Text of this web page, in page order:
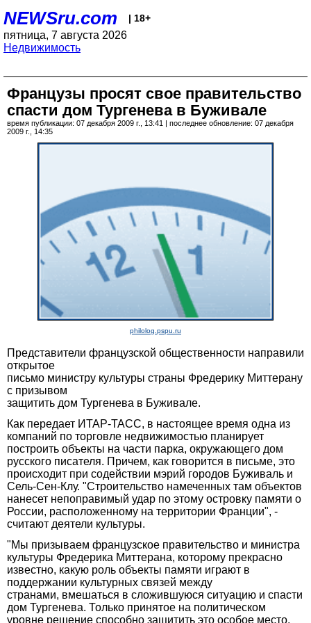
NEWSru.com | 18+
пятница, 7 августа 2026
Недвижимость
Французы просят свое правительство
спасти дом Тургенева в Буживале
время публикации: 07 декабря 2009 г., 13:41 | последнее обновление: 07 декабря
2009 г., 14:35
philolog.pspu.ru
Представители французской общественности направили
открытое
письмо министру культуры страны Фредерику Миттерану
с призывом
защитить дом Тургенева в Буживале.
Как передает ИТАР-ТАСС, в настоящее время одна из
компаний по торговле недвижимостью планирует
построить объекты на части парка, окружающего дом
русского писателя. Причем, как говорится в письме, это
происходит при содействии мэрий городов Буживаль и
Сель-Сен-Клу. "Строительство намеченных там объектов
нанесет непоправимый удар по этому островку памяти о
России, расположенному на территории Франции", -
считают деятели культуры.
"Мы призываем французское правительство и министра
культуры Фредерика Миттерана, которому прекрасно
известно, какую роль объекты памяти играют в
поддержании культурных связей между
странами, вмешаться в сложившуюся ситуацию и спасти
дом Тургенева. Только принятое на политическом
уровне решение способно защитить это особое место,